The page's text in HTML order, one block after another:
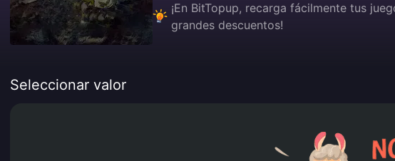
¡En BitTopup, recarga fácilmente tus
grandes descuentos!
Seleccionar valor